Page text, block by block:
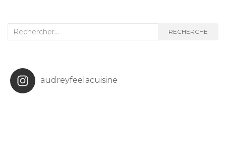
Recherche
RECHERCHE
audreyfeelacuisine